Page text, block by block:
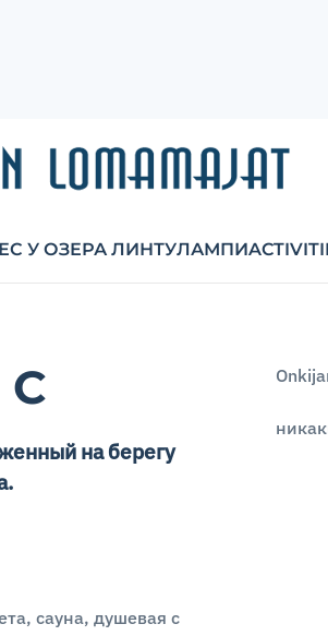
У ОЗЕРА ЛИНТУЛАМПИ
на берегу
сауна, душевая с